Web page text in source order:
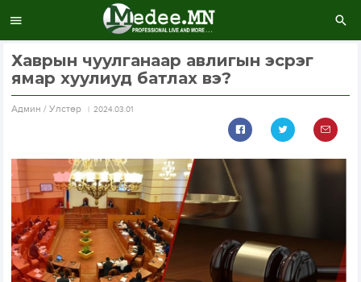
Хаврын чуулганаар авлигын эсрэг
ямар хуулиуд батлах вэ?
Aдмин / Улстөр 2024.03.01